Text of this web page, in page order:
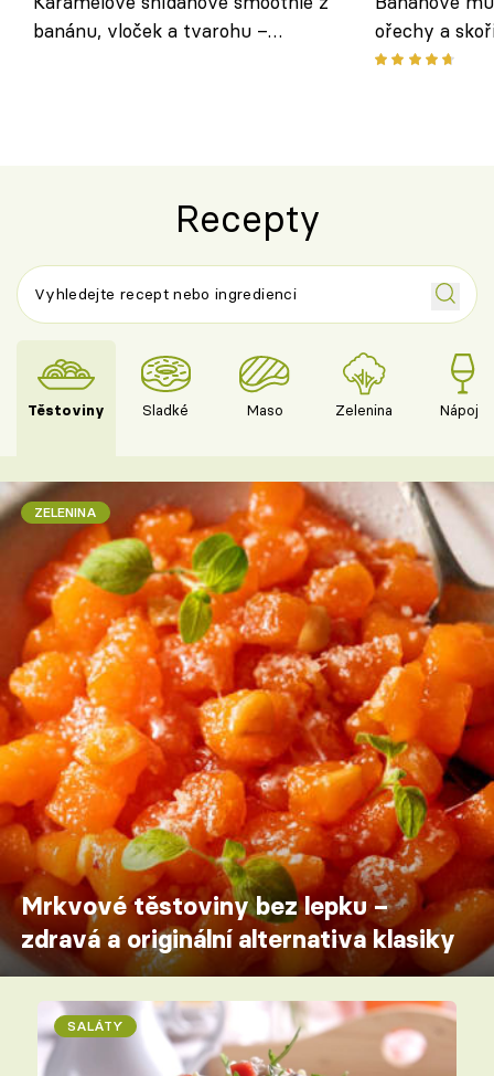
banánu, vloček a tvarohu –
ořechy a
Recepty
Těstoviny Sladké Maso Zelenina Nápoje
ZELENINA
Mrkvové těstoviny bez lepku –
zdravá a originální alternativa klasiky
SALÁTY